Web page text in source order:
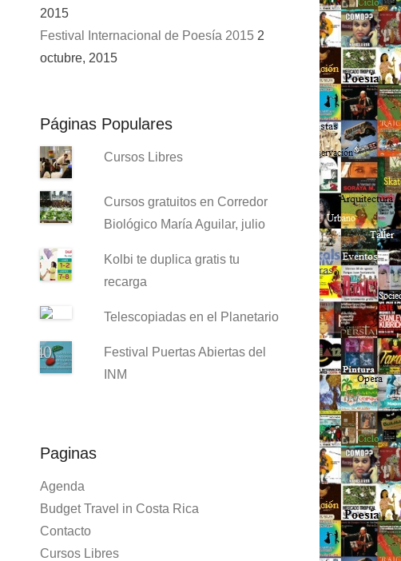
2015
Festival Internacional de Poesía 2015 2
octubre, 2015
Páginas Populares
Cursos Libres
Cursos gratuitos en Corredor
Biológico María Aguilar, julio
Kolbi te duplica gratis tu
recarga
Telescopiadas en el Planetario
Festival Puertas Abiertas del
INM
Paginas
Agenda
Budget Travel in Costa Rica
Contacto
Cursos Libres